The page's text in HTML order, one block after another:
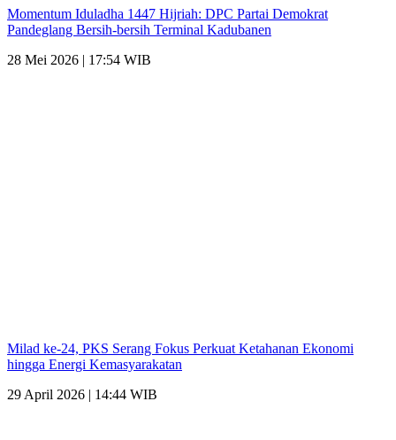
Momentum Iduladha 1447 Hijriah: DPC Partai Demokrat
Pandeglang Bersih-bersih Terminal Kadubanen
28 Mei 2026 | 17:54 WIB
Milad ke-24, PKS Serang Fokus Perkuat Ketahanan Ekonomi
hingga Energi Kemasyarakatan
29 April 2026 | 14:44 WIB